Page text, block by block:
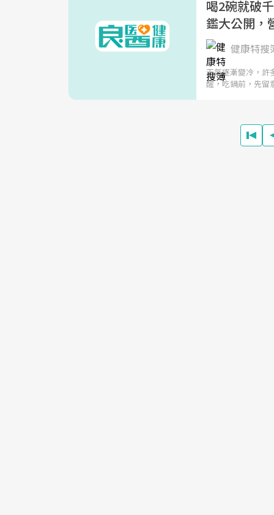
喝2碗就破
鑑大公開，
健康特搜
天氣逐漸變冷，許
醒，吃鍋前，先留